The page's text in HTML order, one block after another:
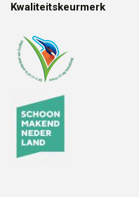
Kwaliteitskeurmerk